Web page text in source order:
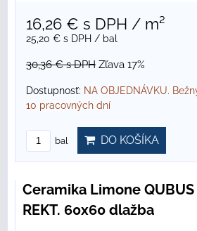
16,26 € s DPH / m²
25,20 € s DPH / bal
30,36 €s DPH Zľava 17%
Dostupnosť: NA OBJEDNÁVKU.
10 pracovných dní
bal DO KOŠÍKA
Ceramika Limone QUBUS
REKT. 60x60 dlažba